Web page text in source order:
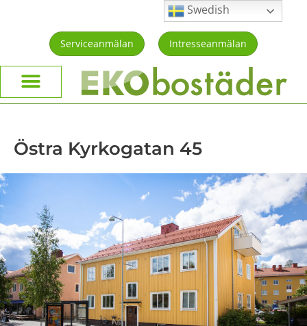
Serviceanmälan Intresseanmälan
Östra Kyrkogatan 45
Swedish